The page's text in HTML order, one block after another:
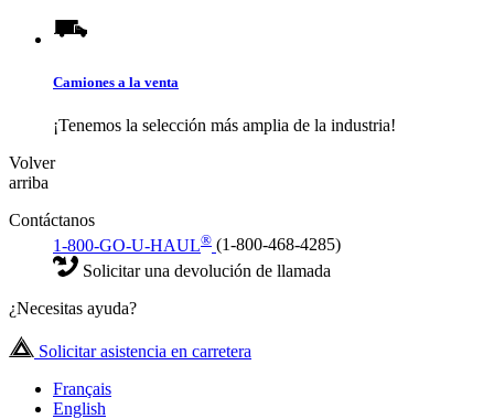
Camiones a la venta
¡Tenemos la selección más amplia de la industria!
Volver
arriba
Contáctanos
1-800-GO-U-HAUL® (1-800-468-4285)
Solicitar una devolución de llamada
¿Necesitas ayuda?
Solicitar asistencia en carretera
Français
English